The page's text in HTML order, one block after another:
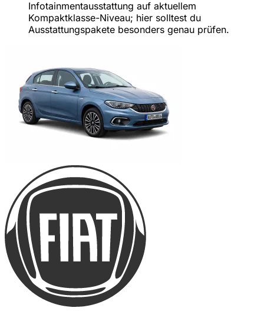
Infotainmentausstattung auf aktuellem
Kompaktklasse-Niveau; hier solltest du
Ausstattungspakete besonders genau prüfen.